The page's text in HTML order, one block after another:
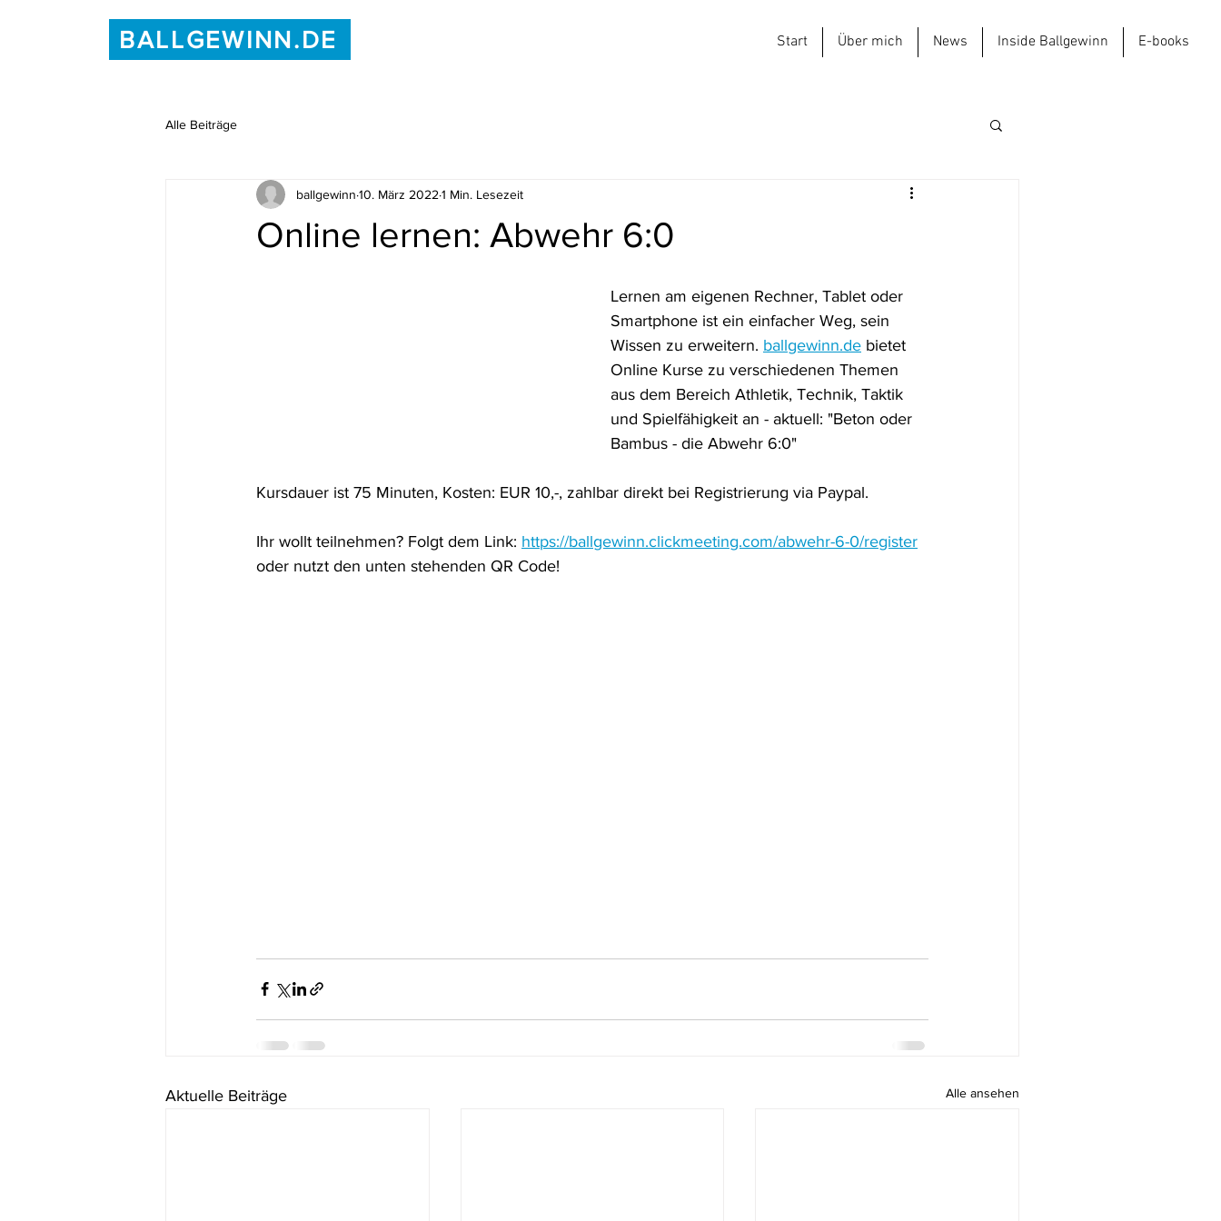
BALLGEWINN.DE Start Über mich News Inside Ballgewinn E-books
Alle Beiträge
Online lernen: Abwehr 6:0
ballgewinn 10. März 2022 1 Min. Lesezeit
Lernen am eigenen Rechner, Tablet oder
Smartphone ist ein einfacher Weg, sein
Wissen zu erweitern. ballgewinn.de bietet
Online Kurse zu verschiedenen Themen
aus dem Bereich Athletik, Technik, Taktik
und Spielfähigkeit an - aktuell: "Beton oder
Bambus - die Abwehr 6:0"
Kursdauer ist 75 Minuten, Kosten: EUR 10,-, zahlbar direkt bei Registrierung via Paypal.
Ihr wollt teilnehmen? Folgt dem Link: https://ballgewinn.clickmeeting.com/abwehr-6-0/register
oder nutzt den unten stehenden QR Code!
Aktuelle Beiträge Alle ansehen